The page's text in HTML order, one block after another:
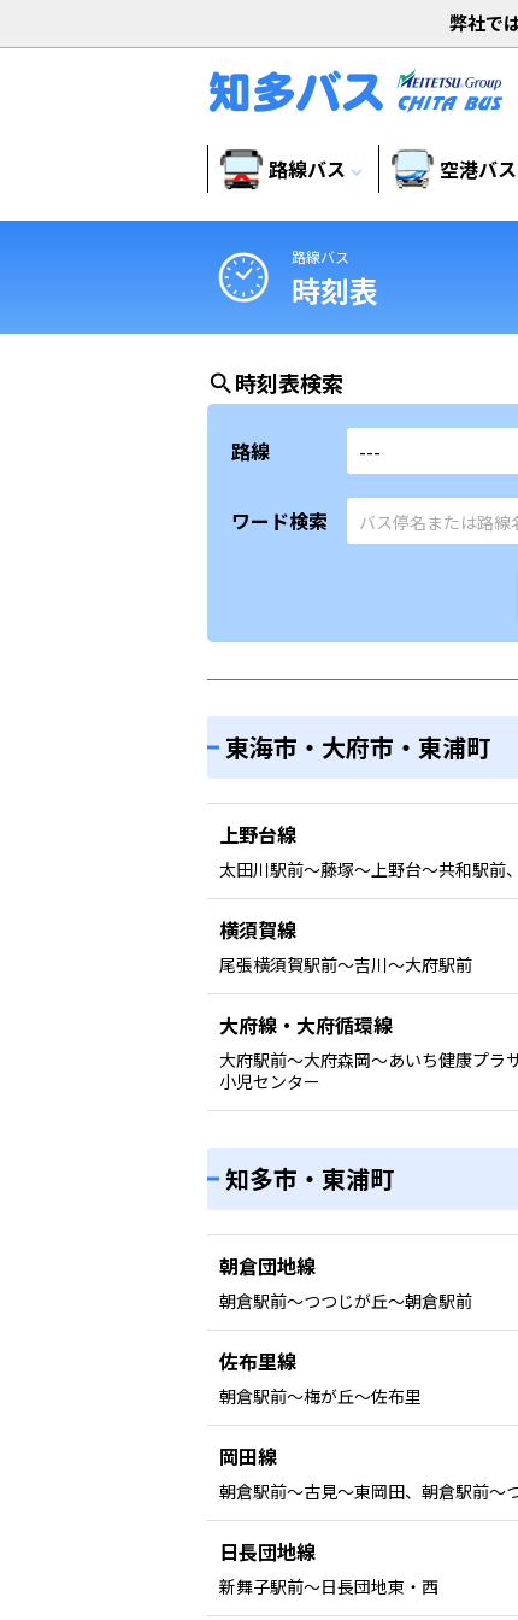
弊社で
路線バス expand_more 空港バス
路線バス
時刻表
search時刻表検索
路線
ワード検索
東海市・大府市・東浦町
上野台線
太田川駅前〜藤塚〜上野台〜共和駅
横須賀線
尾張横須賀駅前〜吉川〜大府駅前
大府線・大府循環線
大府駅前〜大府森岡〜あいち健康プラ
小児センター
知多市・東浦町
朝倉団地線
朝倉駅前〜つつじが丘〜朝倉駅前
佐布里線
朝倉駅前〜梅が丘〜佐布里
岡田線
朝倉駅前〜古見〜東岡田、朝倉駅前〜
日長団地線
新舞子駅前〜日長団地東・西